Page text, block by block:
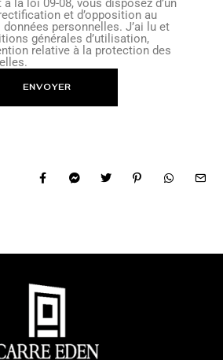
la loi 09-08, vous disposez d’un
et d’opposition au
personnelles. J’ai lu et
générales d’utilisation,
relative à la protection des